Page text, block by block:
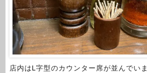
店内はL字型のカウンター席が並んでいま